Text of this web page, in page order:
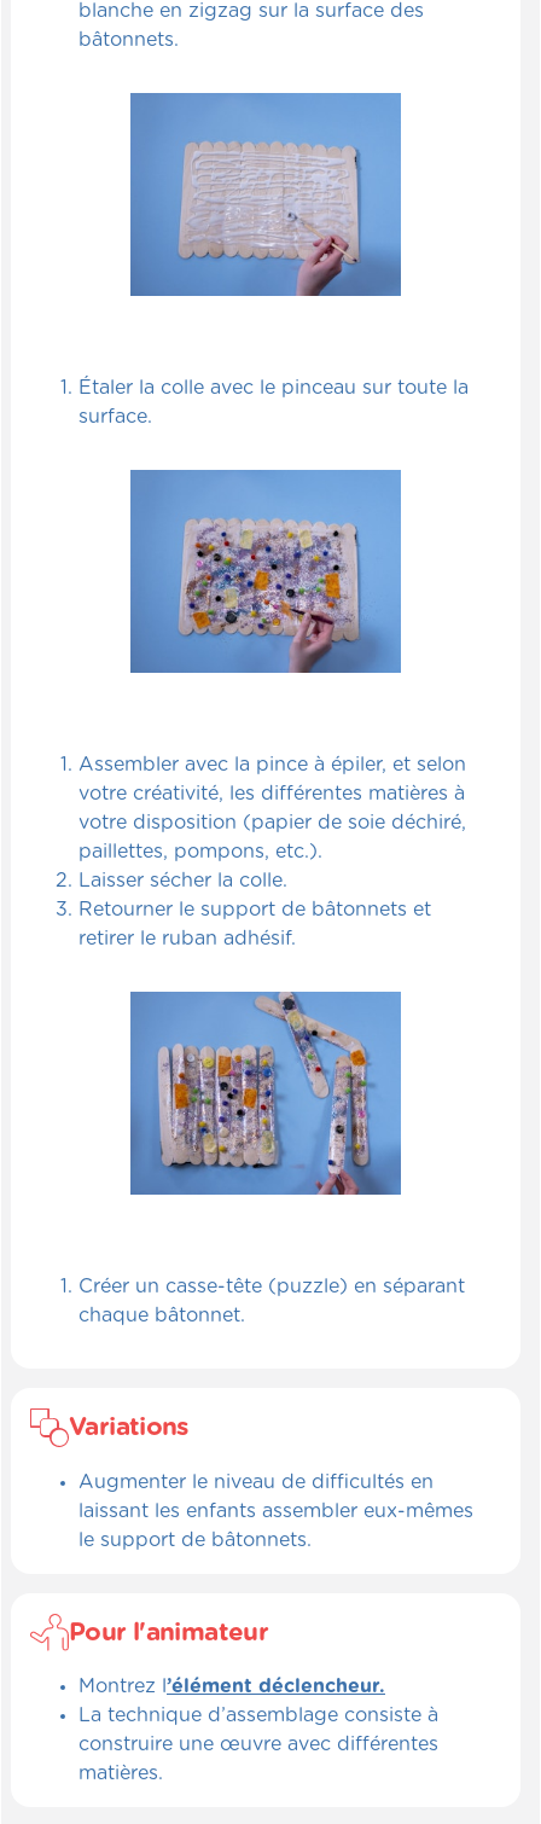
blanche en zigzag sur la surface des
bâtonnets.
Étaler la colle avec le pinceau sur toute la
surface.
Assembler avec la pince à épiler, et selon
votre créativité, les différentes matières à
votre disposition (papier de soie déchiré,
paillettes, pompons, etc.).
Laisser sécher la colle.
Retourner le support de bâtonnets et
retirer le ruban adhésif.
Créer un casse-tête (puzzle) en séparant
chaque bâtonnet.
Variations
Augmenter le niveau de difficultés en
laissant les enfants assembler eux-mêmes
le support de bâtonnets.
Pour l'animateur
Montrez l ’élément déclencheur.
La technique d’assemblage consiste à
construire une œuvre avec différentes
matières.